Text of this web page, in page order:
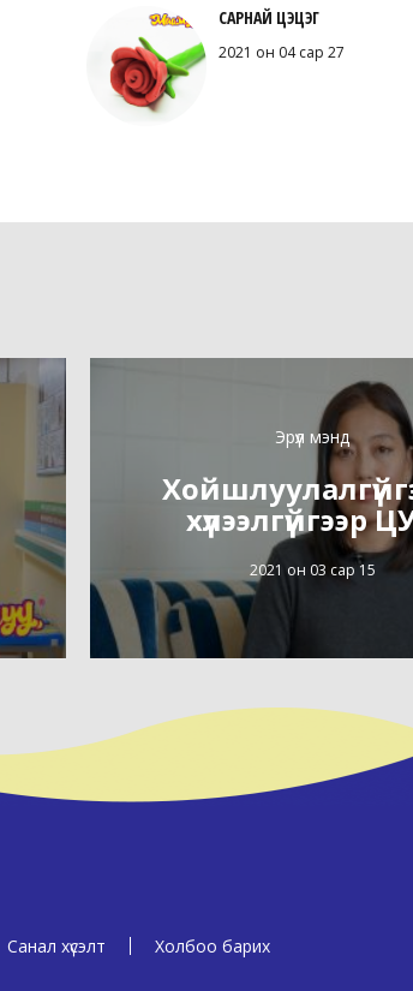
САРНАЙ ЦЭЦЭГ
2021 он 04 сар 27
Эрүүл мэнд
хүлээлгүйгээр
2021 он 03 сар 15
Санал хүсэлт
Холбоо барих